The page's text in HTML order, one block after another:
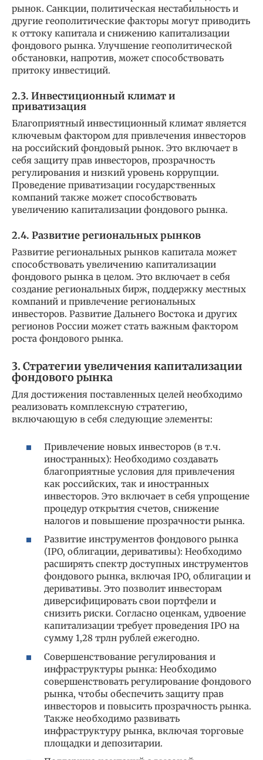
рынок. Санкции, политическая нестабильность и
другие геополитические факторы могут приводить
к оттоку капитала и снижению капитализации
фондового рынка. Улучшение геополитической
обстановки, напротив, может способствовать
притоку инвестиций.
2.3. Инвестиционный климат и
приватизация
Благоприятный инвестиционный климат является
ключевым фактором для привлечения инвесторов
на российский фондовый рынок. Это включает в
себя защиту прав инвесторов, прозрачность
регулирования и низкий уровень коррупции.
Проведение приватизации государственных
компаний также может способствовать
увеличению капитализации фондового рынка.
2.4. Развитие региональных рынков
Развитие региональных рынков капитала может
способствовать увеличению капитализации
фондового рынка в целом. Это включает в себя
создание региональных бирж, поддержку местных
компаний и привлечение региональных
инвесторов. Развитие Дальнего Востока и других
регионов России может стать важным фактором
роста фондового рынка.
3. Стратегии увеличения капитализации
фондового рынка
Для достижения поставленных целей необходимо
реализовать комплексную стратегию,
включающую в себя следующие элементы:
Привлечение новых инвесторов (в т.ч.
иностранных): Необходимо создавать
благоприятные условия для привлечения
как российских, так и иностранных
инвесторов. Это включает в себя упрощение
процедур открытия счетов, снижение
налогов и повышение прозрачности рынка.
Развитие инструментов фондового рынка
(IPO, облигации, деривативы): Необходимо
расширять спектр доступных инструментов
фондового рынка, включая IPO, облигации и
деривативы. Это позволит инвесторам
диверсифицировать свои портфели и
снизить риски. Согласно оценкам, удвоение
капитализации требует проведения IPO на
сумму 1,28 трлн рублей ежегодно.
Совершенствование регулирования и
инфраструктуры рынка: Необходимо
совершенствовать регулирование фондового
рынка, чтобы обеспечить защиту прав
инвесторов и повысить прозрачность рынка.
Также необходимо развивать
инфраструктуру рынка, включая торговые
площадки и депозитарии.